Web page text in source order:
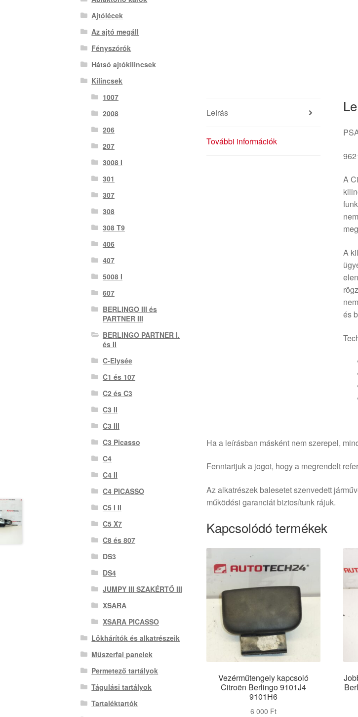
Leírás
További információk
A
A
és
Ha a leírásban másként nem szerepel,
Fenntartjuk a jogot, hogy a megrendelt
Az alkatrészek balesetet szenvedett
működési garanciát biztosítunk rájuk.
Kapcsolódó termékek
Vezérműtengely kapcsoló
Citroën Berlingo 9101J4
9101H6
6 000 Ft
Ajtólécek
Az ajtó megáll
Fényszórók
Hátsó ajtókilincsek
Kilincsek
1007
2008
206
207
3008 I
301
307
308
308 T9
406
407
5008 I
607
BERLINGO III és
PARTNER III
BERLINGO PARTNER I.
és II
C-Elysée
C1 és 107
C2 és C3
C3 II
C3 III
C3 Picasso
C4
C4 II
C4 PICASSO
C5 I II
C5 X7
C8 és 807
DS3
DS4
JUMPY III SZAKÉRTŐ III
XSARA
XSARA PICASSO
Lökhárítók és alkatrészeik
Műszerfal panelek
Permetező tartályok
Tágulási tartályok
Tartaléktartók